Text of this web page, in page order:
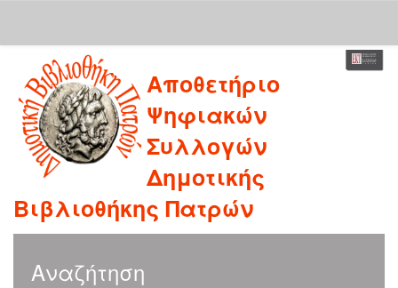
navigation
Αποθετήριο
Ψηφιακών
Συλλογών
Δημοτικής
Βιβλιοθήκης Πατρών
Αναζήτηση